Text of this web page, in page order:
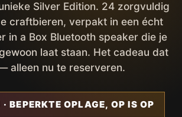
Silver Edition. 24 zorgvuldig
craftbieren, verpakt in een écht
in a Box Bluetooth speaker die je
laat staan. Het cadeau dat
alleen nu te reserveren.
BEPERKTE OPLAGE, OP IS OP